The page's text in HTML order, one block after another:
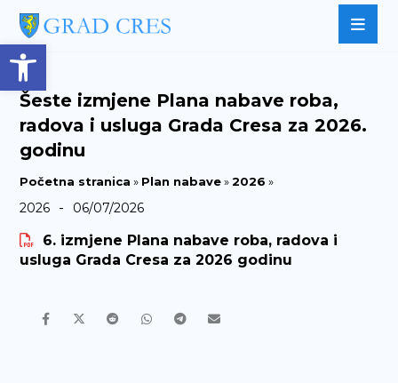
Open toolbar
Šeste izmjene Plana nabave roba,
radova i usluga Grada Cresa za 2026.
godinu
Početna stranica » Plan nabave»2026 »
2026 - 06/07/2026
6. izmjene Plana nabave roba, radova i
usluga Grada Cresa za 2026 godinu